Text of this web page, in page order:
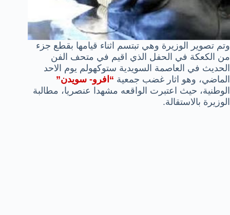
وتم تصوير الوزيرة وهي تبتسم اثناء قيامها بقطع جزء
من الكعكة في الحفل الذي اقيم في متحف الفن
الحديث في العاصمة السويدية ستوكهولم يوم الاحد
الماضي، وهو اثار غضب جمعية “افرو- سويدن”
الوطنية، حيث اعتبرت الواقعه مشهدا عنصريا، مطالبة
الوزيرة بالاستقالة.